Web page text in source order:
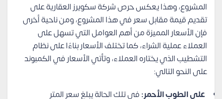
المشروع، وهذا يعكس حرص شركة سكويرز العقارية على
تقديم قيمة مقابل سعر في هذا المشروع، ومن ناحية أخرى
فإن الأسعار المميزة من أهم العوامل التي تسهل على
العملاء عملية الشراء، كما تختلف الأسعار بناءًا على نظام
التشطيب الذي يختاره العملاء، وتأتي الأسعار في الكمبوند
على النحو التالي:
على الطوب الأحمر:في تلك الحالة يبلغ سعر المتر